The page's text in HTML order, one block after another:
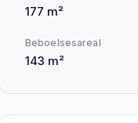
177 m²
Beboelsesareal
143 m²